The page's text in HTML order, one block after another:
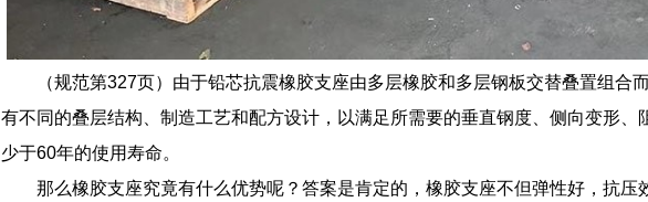
（规范第327页）由于铅芯抗震橡胶支座由多层橡胶和多层钢板交替叠置组
有不同的叠层结构、制造工艺和配方设计，以满足所需要的垂直钢度、侧向变形
少于60年的使用寿命。
那么橡胶支座究竟有什么优势呢？答案是肯定的，橡胶支座不但弹性好，抗